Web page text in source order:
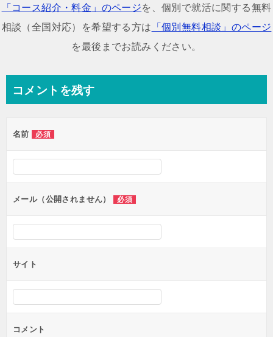
「コース紹介・料金」のページを、個別で就活に関する無料
相談（全国対応）を希望する方は 「個別無料相談」のページ
を最後までお読みください。
コメントを残す
名前 必須
メール（公開されません） 必須
サイト
コメント